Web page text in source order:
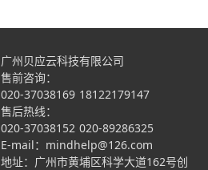
广州贝应云科技有限公司
售前咨询：
020-37038169 18122179147
售后热线：
020-37038152 020-89286325
E-mail：mindhelp@126.com
地址：广州市黄埔区科学大道162号创